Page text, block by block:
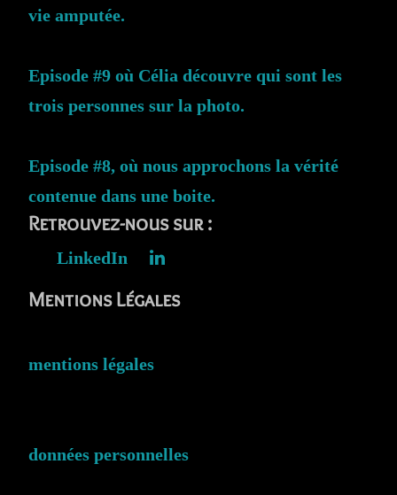
vie amputée.
Episode #9 où Célia découvre qui sont les
trois personnes sur la photo.
Episode #8, où nous approchons la vérité
contenue dans une boite.
Retrouvez-nous sur :
LinkedIn
Mentions Légales
mentions légales
données personnelles